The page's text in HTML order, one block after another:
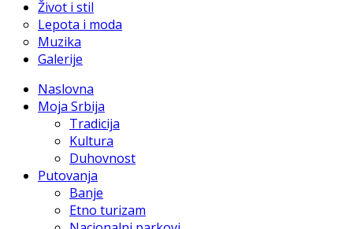
Život i stil
Lepota i moda
Muzika
Galerije
Naslovna
Moja Srbija
Tradicija
Kultura
Duhovnost
Putovanja
Banje
Etno turizam